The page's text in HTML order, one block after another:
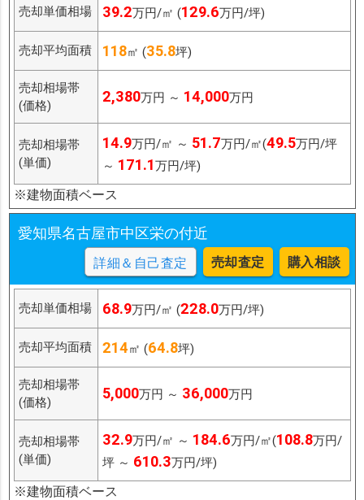
売却単価相場 39.2万円/㎡ (129.6万円/坪)
売却平均面積 118㎡ (35.8坪)
売却相場帯
(価格)
2,380万円 ～ 14,000万円
売却相場帯
(単価)
14.9万円/㎡ ～ 51.7万円/㎡(49.5万円/坪
～ 171.1万円/坪)
※建物面積ベース
愛知県名古屋市中区栄の付近
詳細＆自己査定 売却査定 購入相談
売却単価相場 68.9万円/㎡ (228.0万円/坪)
売却平均面積 214㎡ (64.8坪)
売却相場帯
(価格)
5,000万円 ～ 36,000万円
売却相場帯
(単価)
32.9万円/㎡ ～ 184.6万円/㎡(108.8万円/
坪 ～ 610.3万円/坪)
※建物面積ベース